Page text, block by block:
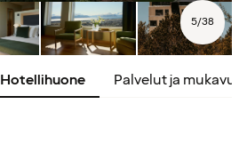
5/38
Hotellihuone Palvelut ja